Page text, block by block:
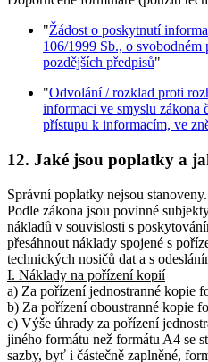
"Žádost o poskytnutí
106/1999 Sb., o
pozdějších předpisů"
"Odvolání / rozklad proti
informaci ve smyslu zákona
přístupu k informacím, ve
12. Jaké jsou poplatky a
Správní poplatky nejsou stanoveny.
Podle zákona jsou povinné
nákladů v souvislosti s
přesáhnout náklady spojené s
technických nosičů dat a s
I. Náklady na pořízení kopií
a) Za pořízení jednostranné kopie
b) Za pořízení oboustranné kopie
c) Výše úhrady za pořízení
jiného formátu než formátu A4 se
sazby, byť i částečně zaplněné,